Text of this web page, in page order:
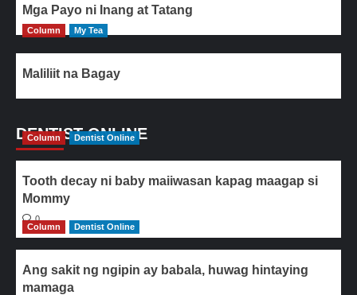
Mga Payo ni Inang at Tatang
Column My Tea
Maliliit na Bagay
DENTIST ONLINE
Column Dentist Online
Tooth decay ni baby maiiwasan kapag maagap si
Mommy
0
Column
Dentist Online
Ang sakit ng ngipin ay babala, huwag hintaying
mamaga